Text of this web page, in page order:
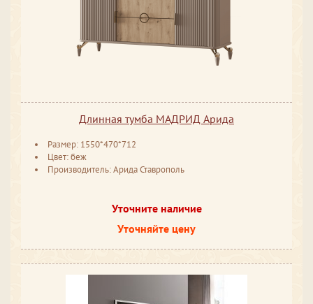
Длинная тумба МАДРИД Арида
Размер: 1550*470*712
Цвет: беж
Производитель: Арида Ставрополь
Уточните наличие
Уточняйте цену